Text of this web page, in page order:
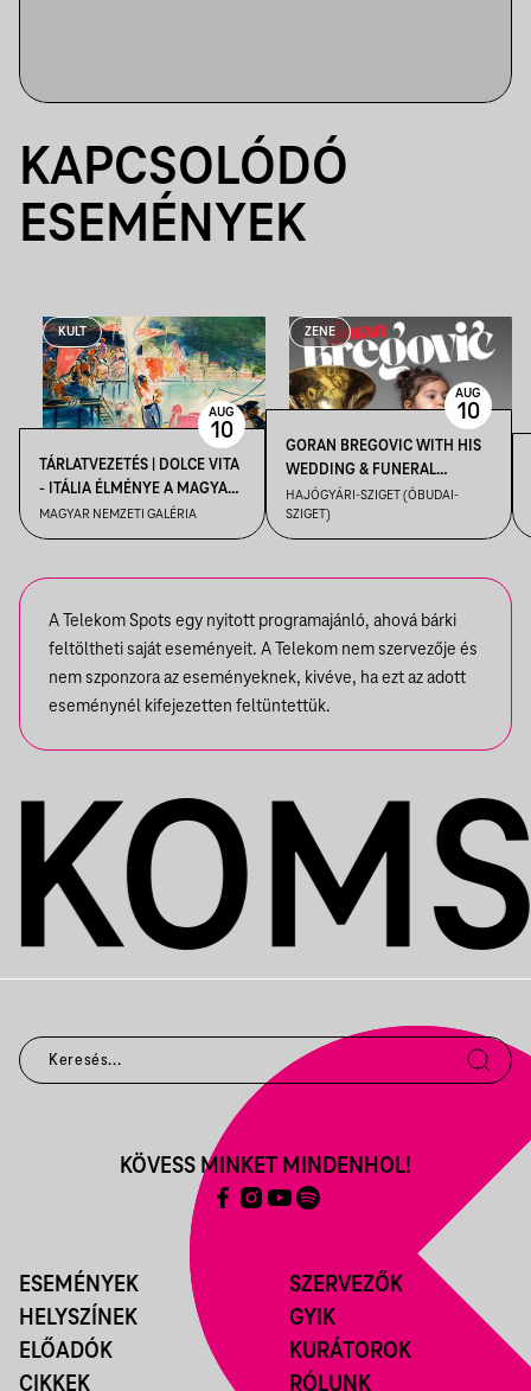
KAPCSOLÓDÓ
ESEMÉNYEK
KULT
TÁRLATVEZETÉS | DOLCE VITA
- ITÁLIA ÉLMÉNYE A MAGYAR
MŰVÉSZETBEN
MAGYAR NEMZETI GALÉRIA
AUG
10
ZENE
GORAN BREGOVIC WITH HIS
WEDDING & FUNERAL
ORCHESTRA
HAJÓGYÁRI-SZIGET (ÓBUDAI-
SZIGET)
AUG
10
A Telekom Spots egy nyitott programajánló, ahová bárki
feltöltheti saját eseményeit. A Telekom nem szervezője és
nem szponzora az eseményeknek, kivéve, ha ezt az adott
eseménynél kifejezetten feltüntettük.
ESEMÉNYEK
HELYSZÍNEK
ELŐADÓK
CIKKEK
SZERVEZŐK
GYIK
KURÁTOROK
RÓLUNK
KÖVESS MINKET MINDENHOL!